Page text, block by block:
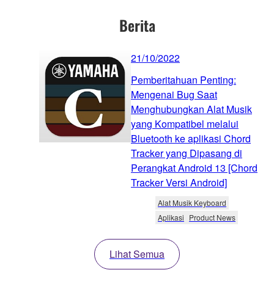
Berita
21/10/2022
Pemberitahuan Penting:
Mengenai Bug Saat
Menghubungkan Alat Musik
yang Kompatibel melalui
Bluetooth ke aplikasi Chord
Tracker yang Dipasang di
Perangkat Android 13 [Chord
Tracker Versi Android]
Alat Musik Keyboard
Aplikasi Product News
Lihat Semua